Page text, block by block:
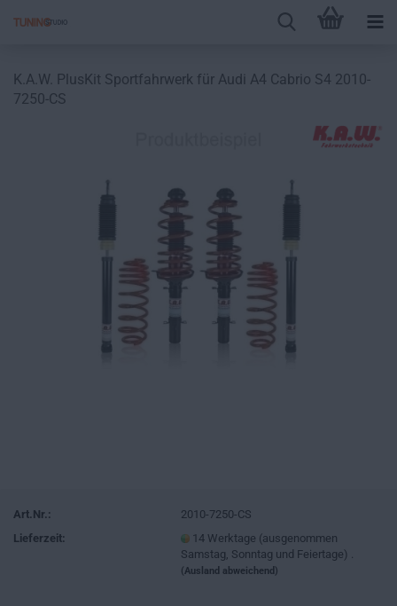
K.A.W. PlusKit Sportfahrwerk für Audi A4 Cabrio S4 2010-
7250-CS
Art.Nr.:
2010-7250-CS
Lieferzeit:
14 Werktage (ausgenommen
Samstag, Sonntag und Feiertage) .
(Ausland abweichend)